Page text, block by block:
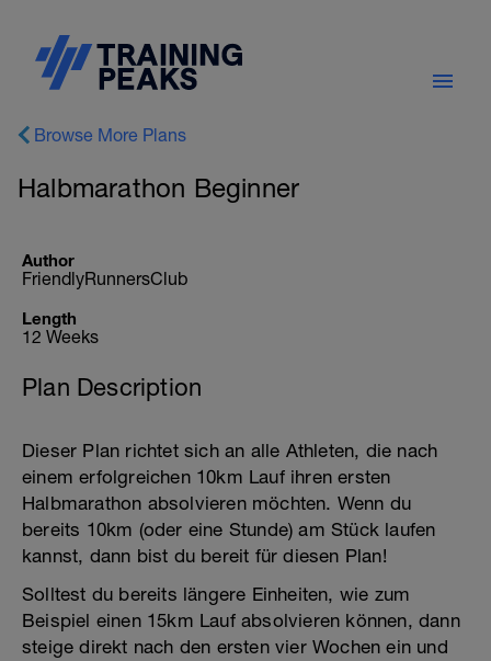
Browse More Plans
Halbmarathon Beginner
Author
FriendlyRunnersClub
Length
12 Weeks
Plan Description
Dieser Plan richtet sich an alle Athleten, die nach
einem erfolgreichen 10km Lauf ihren ersten
Halbmarathon absolvieren möchten. Wenn du
bereits 10km (oder eine Stunde) am Stück laufen
kannst, dann bist du bereit für diesen Plan!
Solltest du bereits längere Einheiten, wie zum
Beispiel einen 15km Lauf absolvieren können, dann
steige direkt nach den ersten vier Wochen ein und